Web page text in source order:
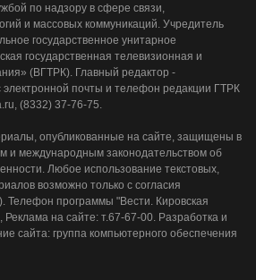
по надзору в сфере связи,
и массовых коммуникаций. Учредитель
государственное унитарное
государственная телевизионная и
(ВГТРК). Главный редактор -
почты и телефон редакции ГТРК
(8332) 37-76-75.
опубликованные на сайте, защищены в
и международным законодательством об
Любое использование текстовых,
возможно только с согласия
Телефон программы "Вести. Кировская
Реклама на сайте: т.67-67-00. Разработка и
сайта: группа компьютерного обеспечения